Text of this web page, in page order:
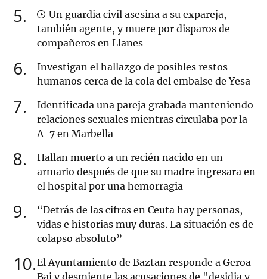
5
Un guardia civil asesina a su expareja,
también agente, y muere por disparos de
compañeros en Llanes
6
Investigan el hallazgo de posibles restos
humanos cerca de la cola del embalse de Yesa
7
Identificada una pareja grabada manteniendo
relaciones sexuales mientras circulaba por la
A-7 en Marbella
8
Hallan muerto a un recién nacido en un
armario después de que su madre ingresara en
el hospital por una hemorragia
9
“Detrás de las cifras en Ceuta hay personas,
vidas e historias muy duras. La situación es de
colapso absoluto”
10 El Ayuntamiento de Baztan responde a Geroa